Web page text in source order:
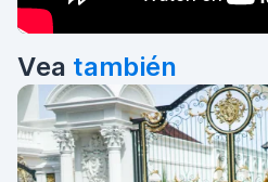
Vea también